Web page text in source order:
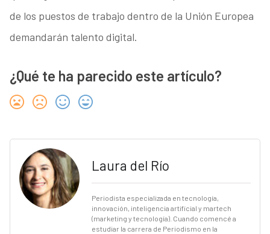
de los puestos de trabajo dentro de la Unión Europea
demandarán talento digital.
¿Qué te ha parecido este artículo?
Laura del Río
Periodista especializada en tecnología,
innovación, inteligencia artificial y martech
(marketing y tecnología). Cuando comencé a
estudiar la carrera de Periodismo en la